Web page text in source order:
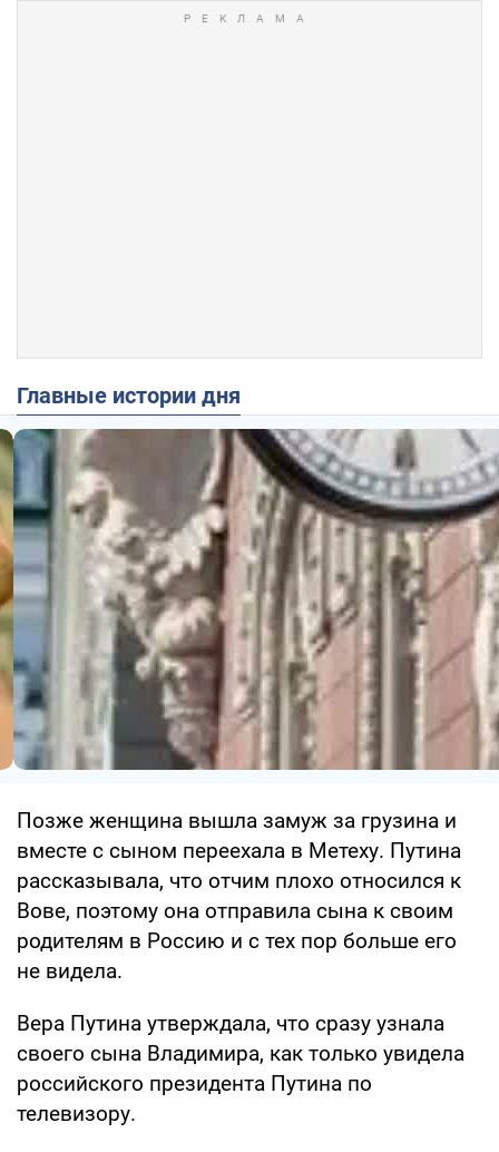
Главные истории дня
Позже женщина вышла замуж за грузина и
вместе с сыном переехала в Метеху. Путина
рассказывала, что отчим плохо относился к
Вове, поэтому она отправила сына к своим
родителям в Россию и с тех пор больше его
не видела.
Вера Путина утверждала, что сразу узнала
своего сына Владимира, как только увидела
российского президента Путина по
телевизору.